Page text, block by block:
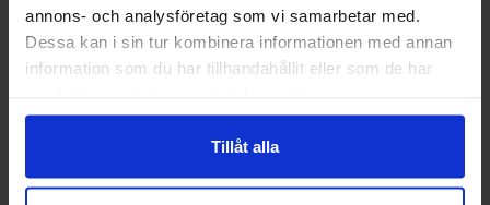
annons- och analysföretag som vi samarbetar med.
Dessa kan i sin tur kombinera informationen med annan
information som du har tillhandahållit eller som de har
Tillåt alla
pack - Green Apple 17g
Candy 2.26Kg